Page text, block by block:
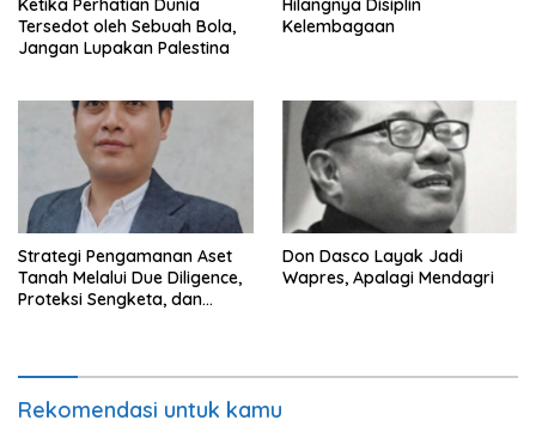
Ketika Perhatian Dunia
Tersedot oleh Sebuah Bola,
Jangan Lupakan Palestina
Hilangnya Disiplin
Kelembagaan
Strategi Pengamanan Aset
Tanah Melalui Due Diligence,
Proteksi Sengketa, dan
Pertanahan Indonesia
Don Dasco Layak Jadi
Wapres, Apalagi Mendagri
Rekomendasi untuk kamu